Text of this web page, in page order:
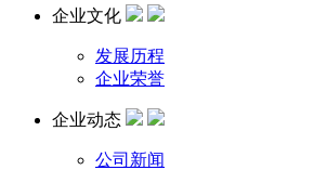
企业文化
发展历程
企业荣誉
企业动态
公司新闻